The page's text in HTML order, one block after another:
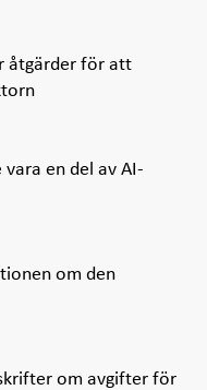
åtgärder för att
vara en del av AI-
om den
om avgifter för